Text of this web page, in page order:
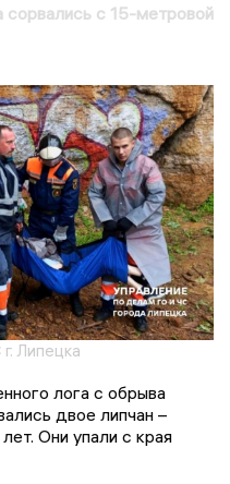
с 15-метровой
Липецка
лога с обрыва
двое липчан –
Они упали с края